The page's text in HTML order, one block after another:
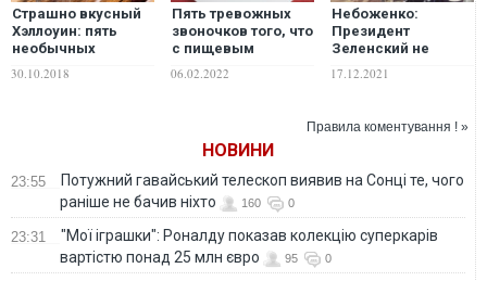
Страшно вкусный
Хэллоуин: пять
необычных
рецептов для
тематической
30.10.2018
Пять тревожных
звоночков того, что
с пищевым
поведением что-то
не так
06.02.2022
Небоженко:
Президент
Зеленский не
совсем доверяет
свой охране?
17.12.2021
Правила коментування ! »
НОВИНИ
23:55
Потужний гавайський телескоп виявив на Сонці те, чого
раніше не бачив ніхто
160 0
23:31
"Мої іграшки": Роналду показав колекцію суперкарів
вартістю понад 25 млн євро
95 0